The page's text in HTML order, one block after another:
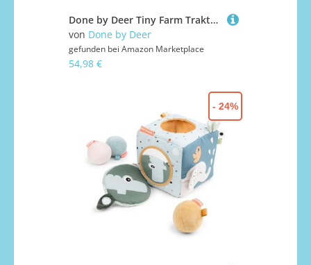
Done by Deer Tiny Farm Traktor Dotti
von Done by Deer
gefunden bei Amazon Marketplace
54,98 €
- 24%